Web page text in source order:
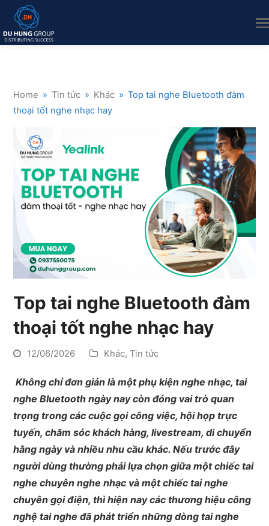
Home » Tin tức » Khác » Top tai nghe Bluetooth đàm
thoại tốt nghe nhạc hay
Top tai nghe Bluetooth đàm
thoại tốt nghe nhạc hay
12/06/2026 Khác,Tin tức
Không chỉ đơn giản là một phụ kiện nghe nhạc, tai
nghe Bluetooth ngày nay còn đóng vai trò quan
trọng trong các cuộc gọi công việc, hội họp trực
tuyến, chăm sóc khách hàng, livestream, di chuyển
hằng ngày và nhiều nhu cầu khác. Nếu trước đây
người dùng thường phải lựa chọn giữa một chiếc tai
nghe chuyên nghe nhạc và một chiếc tai nghe
chuyên gọi điện, thì hiện nay các thương hiệu công
nghệ tai nghe đã phát triển những dòng tai nghe